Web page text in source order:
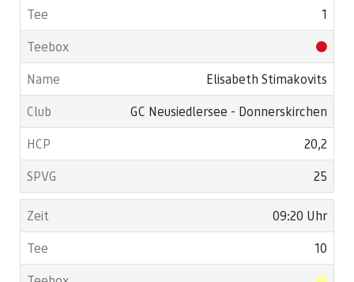
1
Elisabeth Stimakovits
GC Neusiedlersee - Donnerskirchen
20,2
25
09:20 Uhr
10